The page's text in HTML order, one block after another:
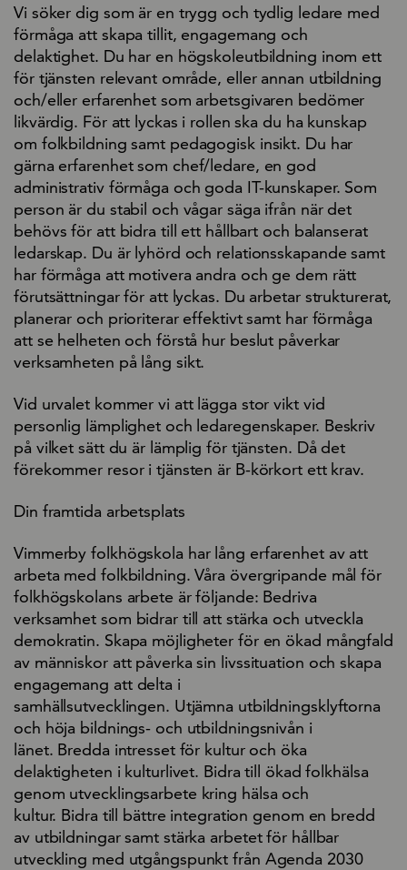
Vi söker dig som är en trygg och tydlig ledare med
förmåga att skapa tillit, engagemang och
delaktighet. Du har en högskoleutbildning inom ett
för tjänsten relevant område, eller annan utbildning
och/eller erfarenhet som arbetsgivaren bedömer
likvärdig. För att lyckas i rollen ska du ha kunskap
om folkbildning samt pedagogisk insikt. Du har
gärna erfarenhet som chef/ledare, en god
administrativ förmåga och goda IT-kunskaper. Som
person är du stabil och vågar säga ifrån när det
behövs för att bidra till ett hållbart och balanserat
ledarskap. Du är lyhörd och relationsskapande samt
har förmåga att motivera andra och ge dem rätt
förutsättningar för att lyckas. Du arbetar strukturerat,
planerar och prioriterar effektivt samt har förmåga
att se helheten och förstå hur beslut påverkar
verksamheten på lång sikt.
Vid urvalet kommer vi att lägga stor vikt vid
personlig lämplighet och ledaregenskaper. Beskriv
på vilket sätt du är lämplig för tjänsten. Då det
förekommer resor i tjänsten är B-körkort ett krav.
Din framtida arbetsplats
Vimmerby folkhögskola har lång erfarenhet av att
arbeta med folkbildning. Våra övergripande mål för
folkhögskolans arbete är följande: Bedriva
verksamhet som bidrar till att stärka och utveckla
demokratin. Skapa möjligheter för en ökad mångfald
av människor att påverka sin livssituation och skapa
engagemang att delta i
samhällsutvecklingen. Utjämna utbildningsklyftorna
och höja bildnings- och utbildningsnivån i
länet. Bredda intresset för kultur och öka
delaktigheten i kulturlivet. Bidra till ökad folkhälsa
genom utvecklingsarbete kring hälsa och
kultur. Bidra till bättre integration genom en bredd
av utbildningar samt stärka arbetet för hållbar
utveckling med utgångspunkt från Agenda 2030